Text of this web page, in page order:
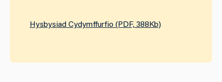
Hysbysiad Cydymffurfio (PDF, 388Kb)